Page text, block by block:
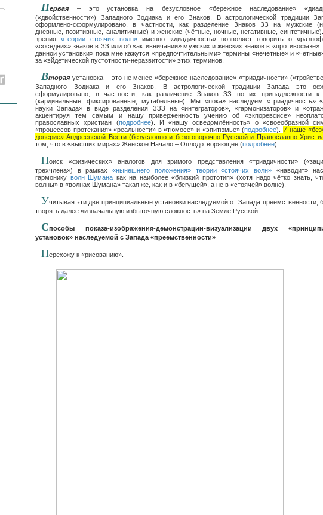
Первая– это установка на безусловное «бережное наследование»
(«двойственности») Западного Зодиака и его Знаков. В астрологической традиции
оформлено-сформулировано, в частности, как разделение Знаков ЗЗ на мужские
дневные, позитивные, аналитичные) и женские (чётные, ночные, негативные,
зрения«теории стоячих волн» именно «диадичность» позволяет говорить о
«соседних» знаков в ЗЗ или об «активничании» мужских и женских знаков в
данной установки» пока мне кажутся «предпочтительными» термины «нечётные» и
за «эйдетической пустотности-неразвитости» этих терминов.
Втораяустановка – это не менее «бережное наследование» «триадичности»
Западного Зодиака и его Знаков. В астрологической традиции Запада это
сформулировано, в частности, как различение Знаков ЗЗ по их принадлежности к
(кардинальные, фиксированные, мутабельные). Мы «пока» наследуем «триадичность»
науки Запада» в виде разделения ЗЗЗ на «интеграторов», «гармонизаторов» и
акцентируя тем самым и нашу приверженность учению об «экпоревсисе»
православных христиан (подробнее). И «нашу осведомлённость» о «своеобразной
«процессов протекания» «реальности» в «тюмосе» и «эпитюмье» (подробнее). И наше
доверие» Андреевской Вести (безусловно и безоговорочно Русской и Православно-
том, что в «высших мирах» Женское Начало – Оплодотворяющее (подробнее).
Поиск «физических» аналогов для зримого представления «триадичности»
трёхчлена») в рамках«нынешнего положения» теории «стоячих волн» «наводит»
гармонику волн Шумана как на наиболее «близкий прототип» (хотя надо чётко знать,
волны» в «волнах Шумана» такая же, как и в «бегущей», а не в «стоячей» волне).
Учитывая эти две принципиальные установки наследуемой от Запада преемственности,
творять далее «изначальную избыточную сложность» на Земле Русской.
Способы показа-изображения-демонстрации-визуализации двух
установок» наследуемой с Запада «преемственности»
Перехожу к «рисованию».